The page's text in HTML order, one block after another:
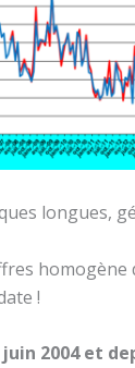
longues,
homogène
!
2004 et